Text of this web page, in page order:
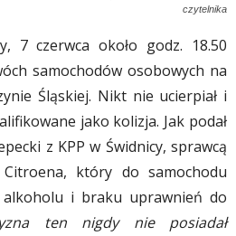
czytelnika
7 czerwca około godz. 18.50
samochodów osobowych na
Śląskiej. Nikt nie ucierpiał i
jako kolizja. Jak podał
z KPP w Świdnicy, sprawcą
który do samochodu
alkoholu i braku uprawnień do
ten nigdy nie posiadał